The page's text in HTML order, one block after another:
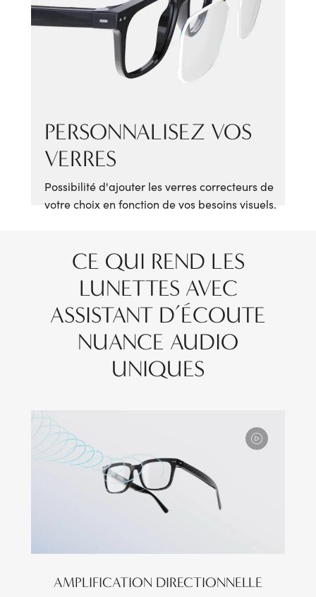
PERSONNALISEZ VOS
VERRES
Possibilité d'ajouter les verres correcteurs de
votre choix en fonction de vos besoins visuels.
CE QUI REND LES
LUNETTES AVEC
ASSISTANT D’ÉCOUTE
NUANCE AUDIO
UNIQUES
AMPLIFICATION DIRECTIONNELLE